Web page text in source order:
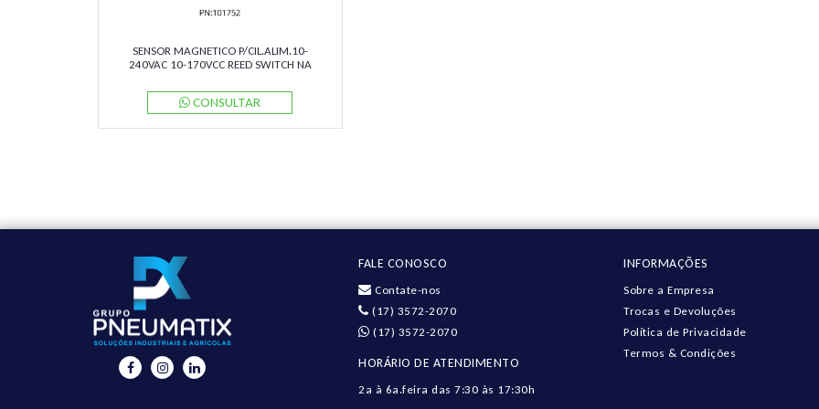
SENSOR MAGNETICO P/CIL.ALIM.10-
240VAC 10-170VCC REED SWITCH NA
CONSULTAR
FALE CONOSCO
Contate-nos
(17) 3572-2070
(17) 3572-2070
HORÁRIO DE ATENDIMENTO
2a à 6a.feira das 7:30 às 17:30h
INFORMAÇÕES
Sobre a Empresa
Trocas e Devoluções
Política de Privacidade
Termos & Condições